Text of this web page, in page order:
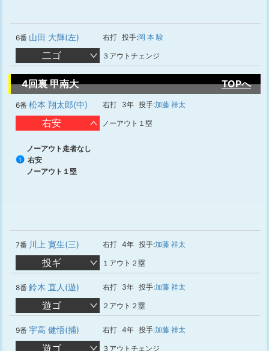
6番 山田 大輝(左) 右打 投手:岡 本 駿
二ゴ ３アウトチェンジ
4回裏 甲南大 TOPへ
6番 松本 翔太郎(中) 右打 3年 投手:加藤 祥太
右安 ノーアウト１塁
ノーアウト走者なし
1
右安
ノーアウト１塁
7番 川上 寛生(三) 右打 4年 投手:加藤 祥太
投ギ １アウト２塁
8番 鈴木 直人(遊) 右打 3年 投手:加藤 祥太
遊ゴ ２アウト２塁
9番 宇高 健悟(捕) 右打 4年 投手:加藤 祥太
遊ゴ ３アウトチェンジ